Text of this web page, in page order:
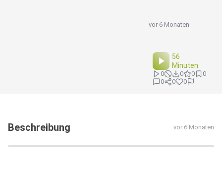
vor 6 Monaten
56
Minuten
0 0 0
0
0
0 0
Beschreibung vor 6 Monaten